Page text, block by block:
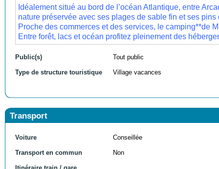
Idéalement situé au bord de l’océan Atlantique, entre
nature préservée avec ses plages de sable fin et ses
Proche des commerces et des services, le camping**de
Entre forêt, lacs et océan profitez pleinement des
Public(s) Tout public
Type de structure touristique Village vacances
Transport
Voiture Conseillée
Transport en commun Non